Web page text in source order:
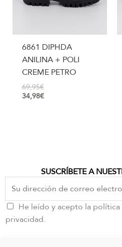
6861 DIPHDA
ANILINA + POLI
CREME PETRO
69,95€
34,98€
SUSCRÍBETE A
He leído y acepto la política
privacidad.